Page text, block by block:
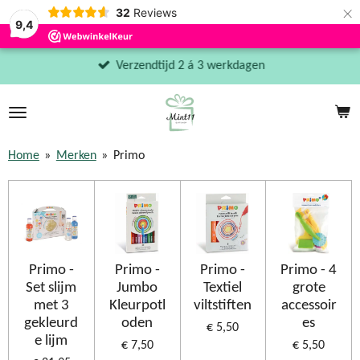
9,4
32 Reviews ×
Verzendtijd 2 á 3 werkdagen
Home » Merken » Primo
Primo -
Set slijm
met 3
gekleurd
e lijm
Primo -
Jumbo
Kleurpotl
oden
€ 7,50
Primo -
Textiel
viltstiften
€ 5,50
Primo - 4
grote
accessoir
es
€ 5,50